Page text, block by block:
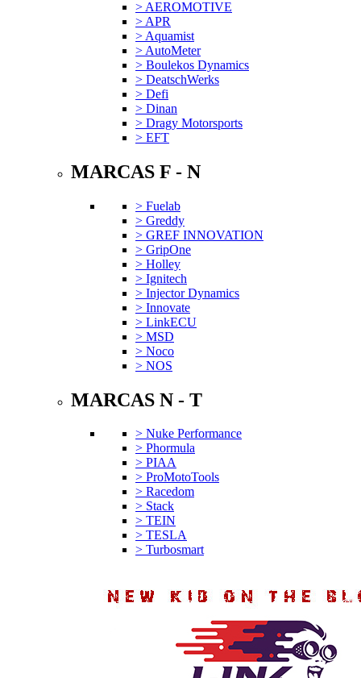
> AEROMOTIVE
> APR
> Aquamist
> AutoMeter
> Boulekos Dynamics
> DeatschWerks
> Defi
> Dinan
> Dragy Motorsports
> EFT
MARCAS F - N
> Fuelab
> Greddy
> GREF INNOVATION
> GripOne
> Holley
> Ignitech
> Injector Dynamics
> Innovate
> LinkECU
> MSD
> Noco
> NOS
MARCAS N - T
> Nuke Performance
> Phormula
> PIAA
> ProMotoTools
> Racedom
> Stack
> TEIN
> TESLA
> Turbosmart